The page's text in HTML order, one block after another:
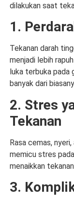
dilakukan saat
1.
Tekanan darah
menjadi lebih
luka terbuka pada
banyak dari
2. Stres
Tekanan
Rasa cemas,
memicu stres
menaikkan
3.